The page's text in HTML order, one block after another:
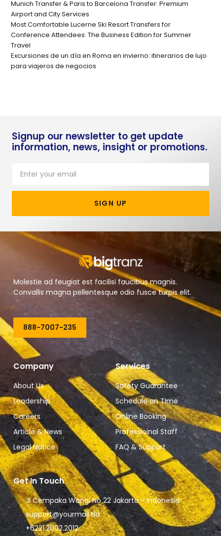
Munich Transfer & Paris to Barcelona Transfer: Premium
Airport and City Services
Most Comfortable Lucerne Ski Resort Transfers for
Conference Attendees: The Business Edition for Summer
Travel
Excursiones de un día en Roma en invierno: itinerarios de lujo
para viajeros de negocios
Signup our newsletter to get update
information, news, insight or promotions.
SIGN UP
Molestie ad feugiat est facilisi faucibus magnis.
Convallis magna pellentesque odio fusce turpis elit.
888-7007-235
Company
About Us
Leadership
Careers
Article & News
Legal Notice
Services
Safety Guarantee
Schedule on TIme
Online Booking
Professioinal Staff
FAQ & Support
Get In Touch
Jl Cempaka Wangi No 22 Jakarta - Indonesia
support@yourmail.tld
+6221.2002.2012